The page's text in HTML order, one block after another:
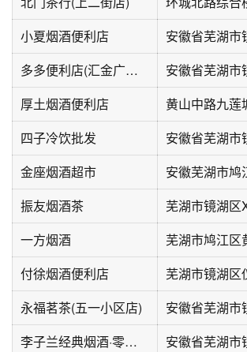
小夏烟酒便利店
多多便利店(汇金广场店)
安徽省芜湖市
厚土烟酒便利店
四子冷饮批发
安徽省芜湖市
金座烟酒超市
安徽芜湖市鸠
振友烟酒茶
芜湖市镜湖区
一方烟酒
付徐烟酒便利店
芜湖市镜湖区
永福茗茶(五一小区店)
安徽省芜湖市
李子兰经典烟酒·零食·水果
安徽省芜湖市